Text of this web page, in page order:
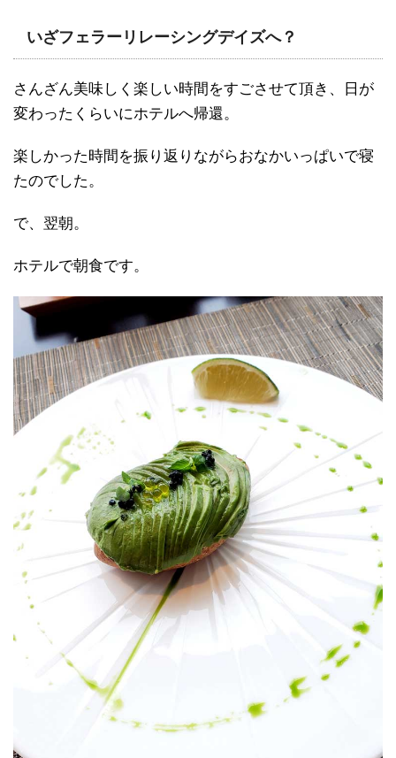
いざフェラーリレーシングデイズへ？
さんざん美味しく楽しい時間をすごさせて頂き、日が
変わったくらいにホテルへ帰還。
楽しかった時間を振り返りながらおなかいっぱいで寝
たのでした。
で、翌朝。
ホテルで朝食です。